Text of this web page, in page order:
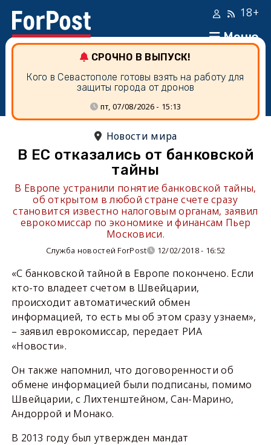
Меню
18+
СРОЧНО В ВЫПУСК!
Кого в Севастополе готовы взять на работу для
защиты города от дронов
пт, 07/08/2026 - 15:13
Новости мира
В ЕС отказались от банковской
тайны
В Европе устранили понятие банковской тайны,
об открытом в любой стране счете сразу
становится известно налоговым органам, заявил
еврокомиссар по экономике и финансам Пьер
Московиси.
Служба новостей ForPost 12/02/2018 - 16:52
«С банковской тайной в Европе покончено. Если
кто-то владеет счетом в Швейцарии,
происходит автоматический обмен
информацией, то есть мы об этом сразу узнаем»,
– заявил еврокомиссар, передает РИА
«Новости».
Он также напомнил, что договоренности об
обмене информацией были подписаны, помимо
Швейцарии, с Лихтенштейном, Сан-Марино,
Андоррой и Монако.
В 2013 году был утвержден мандат